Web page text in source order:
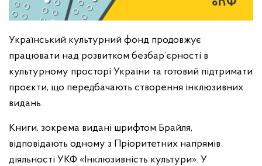
Український культурний фонд продовжує
працювати над розвитком безбар’єрності в
культурному просторі України та готовий підтримати
проєкти, що передбачають створення інклюзивних
видань.
Книги, зокрема видані шрифтом Брайля,
відповідають одному з Пріоритетних напрямів
діяльності УКФ «Інклюзивність культури». У